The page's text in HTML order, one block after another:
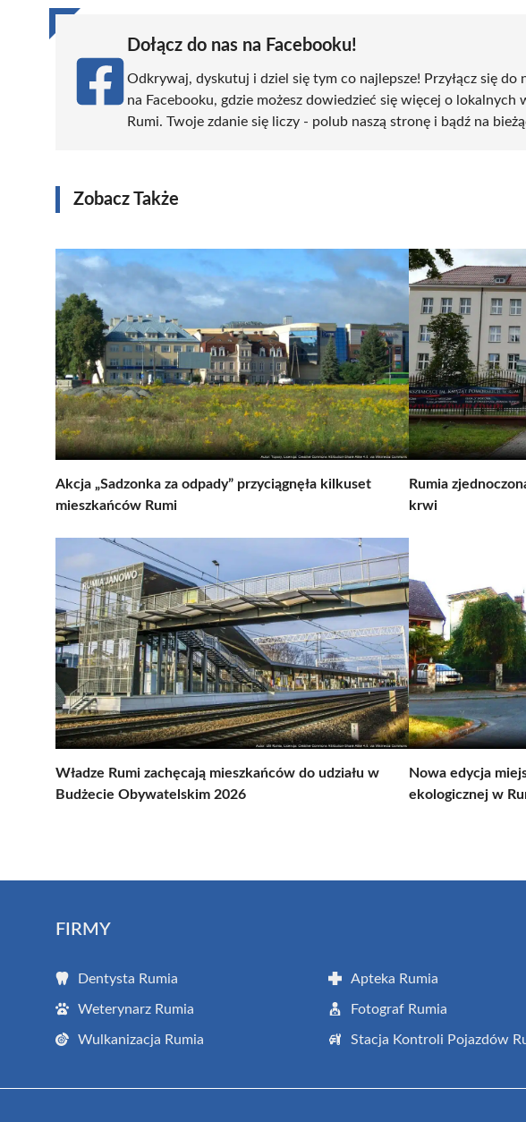
Dołącz do nas na Facebooku!
Odkrywaj, dyskutuj i dziel się tym co najlepsze! Przyłącz się do
na Facebooku, gdzie możesz dowiedzieć się więcej o lokalnych
Rumi. Twoje zdanie się liczy - polub naszą stronę i bądź na
Zobacz Także
Akcja „Sadzonka za odpady” przyciągnęła kilkuset
mieszkańców Rumi
Rumia
krwi
Władze Rumi zachęcają mieszkańców do udziału w
Budżecie Obywatelskim 2026
Nowa edycja
ekologicznej w
FIRMY
Dentysta Rumia Apteka Rumia
Weterynarz Rumia Fotograf Rumia
Wulkanizacja Rumia Stacja Kontroli Pojazdów